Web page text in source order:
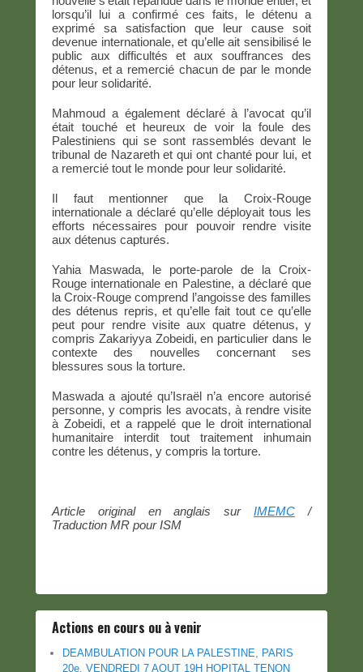
lorsqu’il lui a confirmé ces faits, le détenu a
exprimé sa satisfaction que leur cause soit
devenue internationale, et qu’elle ait sensibilisé le
public aux difficultés et aux souffrances des
détenus, et a remercié chacun de par le monde
pour leur solidarité.
Mahmoud a également déclaré à l’avocat qu’il
était touché et heureux de voir la foule des
Palestiniens qui se sont rassemblés devant le
tribunal de Nazareth et qui ont chanté pour lui, et
a remercié tout le monde pour leur solidarité.
Il faut mentionner que la Croix-Rouge
internationale a déclaré qu’elle déployait tous les
efforts nécessaires pour pouvoir rendre visite
aux détenus capturés.
Yahia Maswada, le porte-parole de la Croix-
Rouge internationale en Palestine, a déclaré que
la Croix-Rouge comprend l’angoisse des familles
des détenus repris, et qu’elle fait tout ce qu’elle
peut pour rendre visite aux quatre détenus, y
compris Zakariyya Zobeidi, en particulier dans le
contexte des nouvelles concernant ses
blessures sous la torture.
Maswada a ajouté qu’Israël n’a encore autorisé
personne, y compris les avocats, à rendre visite
à Zobeidi, et a rappelé que le droit international
humanitaire interdit tout traitement inhumain
contre les détenus, y compris la torture.
Article original en anglais surIMEMC /
Traduction MR pour ISM
Actions en cours ou à venir
DEAMBULATION POUR LA PALESTINE, PARIS
20e, VENDREDI 7 AOUT 19H HOPITAL TENON